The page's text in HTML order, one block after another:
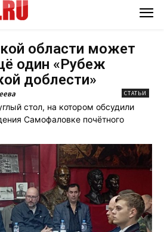
области может
один «Рубеж
доблести»
СТАТЬИ
стол, на котором обсудили
Самофаловке почётного